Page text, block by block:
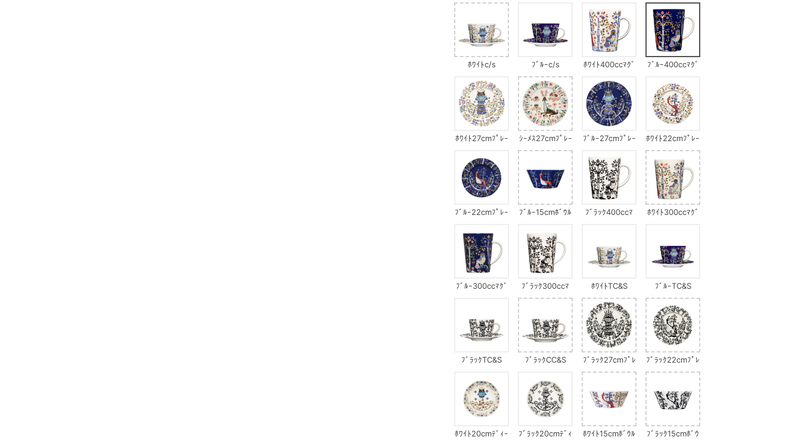
ﾎﾜｲﾄc/s ﾌﾞﾙｰc/s ﾎﾜｲﾄ400ccﾏｸﾞ ﾌﾞﾙｰ400ccﾏｸﾞ
ﾎﾜｲﾄ27cmﾌﾟﾚｰ
ｼｰﾒｽ27cmﾌﾟﾚｰ
ﾄ
ﾌﾞﾙｰ27cmﾌﾟﾚｰ
ﾎﾜｲﾄ22cmﾌﾟﾚｰ
ﾄ
ﾌﾞﾙｰ22cmﾌﾟﾚｰ
ﾌﾞﾙｰ15cmﾎﾞｳﾙ
ﾌﾞﾗｯｸ400ccﾏ
ﾎﾜｲﾄ300ccﾏｸﾞ
ﾌﾞﾙｰ300ccﾏｸﾞ
ﾌﾞﾗｯｸ300ccﾏ
ｸﾞ
ﾎﾜｲﾄTC&S ﾌﾞﾙｰTC&S
ﾌﾞﾗｯｸTC&S ﾌﾞﾗｯｸCC&S
ﾌﾞﾗｯｸ27cmﾌﾟﾚ
ｰﾄ
ﾌﾞﾗｯｸ22cmﾌﾟﾚ
ｰﾄ
ﾎﾜｲﾄ20cmﾃﾞｨｰ
ﾌﾞﾗｯｸ20cmﾃﾞｨ
ﾎﾜｲﾄ15cmﾎﾞｳﾙ
ﾌﾞﾗｯｸ15cmﾎﾞｳ